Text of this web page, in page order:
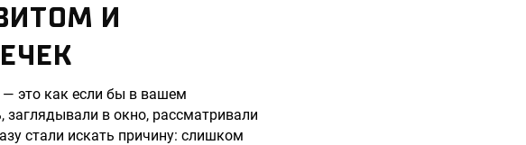
И
— это как если бы в вашем
в окно, рассматривали
стали искать причину: слишком